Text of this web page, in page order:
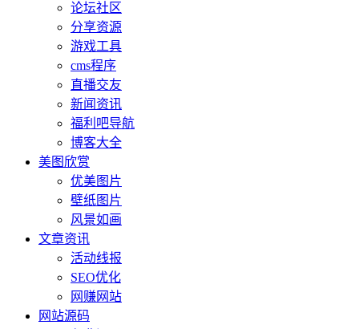
论坛社区
分享资源
游戏工具
cms程序
直播交友
新闻资讯
福利吧导航
博客大全
美图欣赏
优美图片
壁纸图片
风景如画
文章资讯
活动线报
SEO优化
网赚网站
网站源码